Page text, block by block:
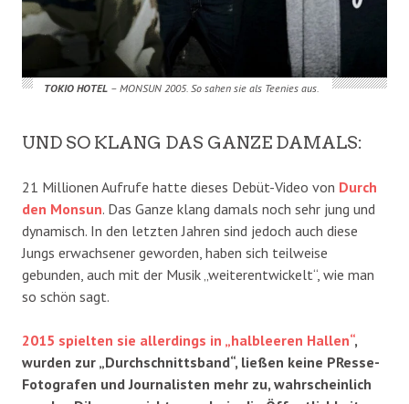
TOKIO HOTEL– MONSUN 2005. So sahen sie als Teenies aus.
UND SO KLANG DAS GANZE DAMALS:
21 Millionen Aufrufe hatte dieses Debüt-Video von Durch
den Monsun. Das Ganze klang damals noch sehr jung und
dynamisch. In den letzten Jahren sind jedoch auch diese
Jungs erwachsener geworden, haben sich teilweise
gebunden, auch mit der Musik „weiterentwickelt“, wie man
so schön sagt.
2015 spielten sie allerdings in „halbleeren Hallen“,
wurden zur „Durchschnittsband“, ließen keine PResse-
Fotografen und Journalisten mehr zu, wahrscheinlich